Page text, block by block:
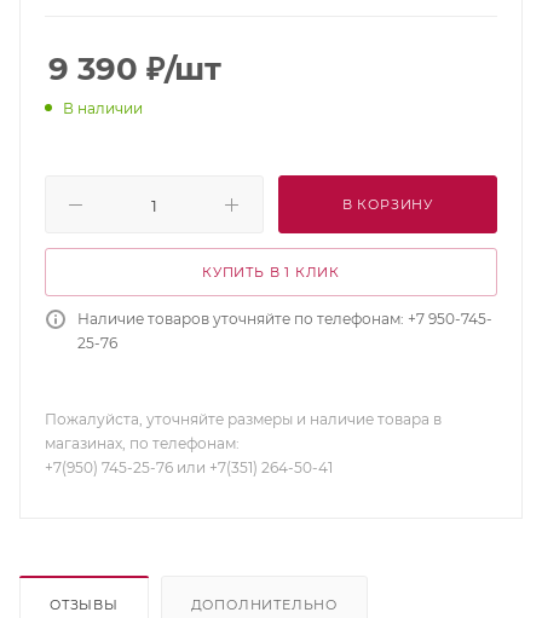
9 390 ₽/шт
В наличии
В КОРЗИНУ
КУПИТЬ В 1 КЛИК
Наличие товаров уточняйте по телефонам: +7 950-745-
25-76
Пожалуйста, уточняйте размеры и наличие товара в
магазинах, по телефонам:
+7(950) 745-25-76 или +7(351) 264-50-41
ОТЗЫВЫ ДОПОЛНИТЕЛЬНО